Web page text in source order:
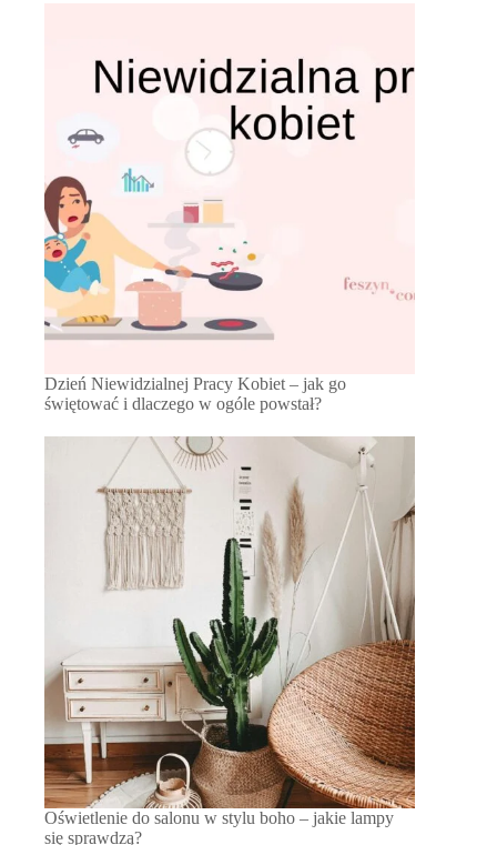
Dzień Niewidzialnej Pracy Kobiet – jak go
świętować i dlaczego w ogóle powstał?
Oświetlenie do salonu w stylu boho – jakie lampy
się sprawdzą?